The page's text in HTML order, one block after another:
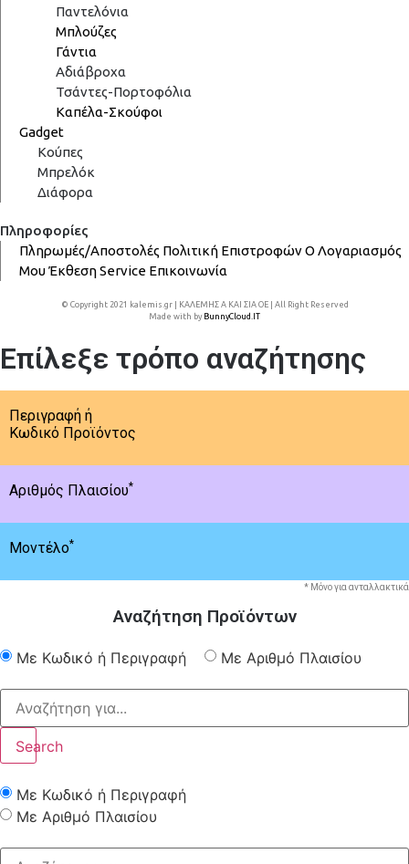
Παντελόνια
Μπλούζες
Γάντια
Αδιάβροχα
Τσάντες-Πορτοφόλια
Καπέλα-Σκούφοι
Gadget
Κούπες
Μπρελόκ
Διάφορα
Πληροφορίες
Πληρωμές/Αποστολές Πολιτική ΕπιστροφώνΟ Λογαριασμός
ΜουΈκθεσηService Επικοινωνία
© Copyright 2021 kalemis.gr | ΚΑΛΕΜΗΣ Α ΚΑΙ ΣΙΑ ΟΕ | All Right Reserved
Made with by BunnyCloud.IT
Επίλεξε τρόπο αναζήτησης
Περιγραφή ή
Κωδικό Προϊόντος
Αριθμός Πλαισίου*
Μοντέλο*
* Μόνο για ανταλλακτικά
Αναζήτηση Προϊόντων
Με Κωδικό ή Περιγραφή Με Αριθμό Πλαισίου
Search
Με Κωδικό ή Περιγραφή
Με Αριθμό Πλαισίου